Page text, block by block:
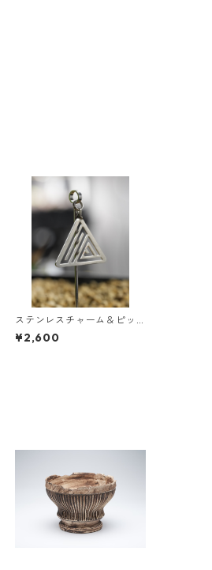
ステンレスチャーム＆ピッ
クセット｜SEEDRIC PLANT
S ロゴ｜鉢挿し対応・オール
¥2,600